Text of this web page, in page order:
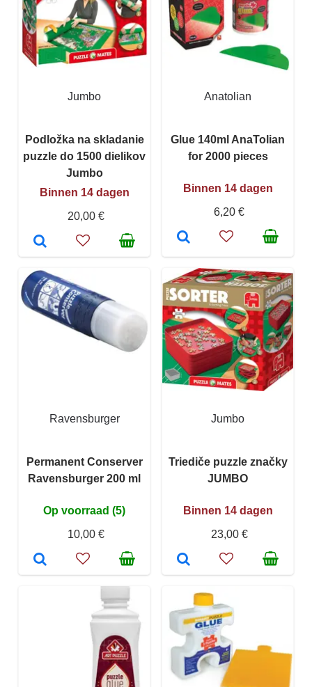
Jumbo
Podložka na skladanie
puzzle do 1500 dielikov
Jumbo
Binnen 14 dagen
20,00 €
Anatolian
Glue 140ml AnaTolian
for 2000 pieces
Binnen 14 dagen
6,20 €
Ravensburger
Permanent Conserver
Ravensburger 200 ml
Op voorraad (5)
10,00 €
Jumbo
Triediče puzzle značky
JUMBO
Binnen 14 dagen
23,00 €